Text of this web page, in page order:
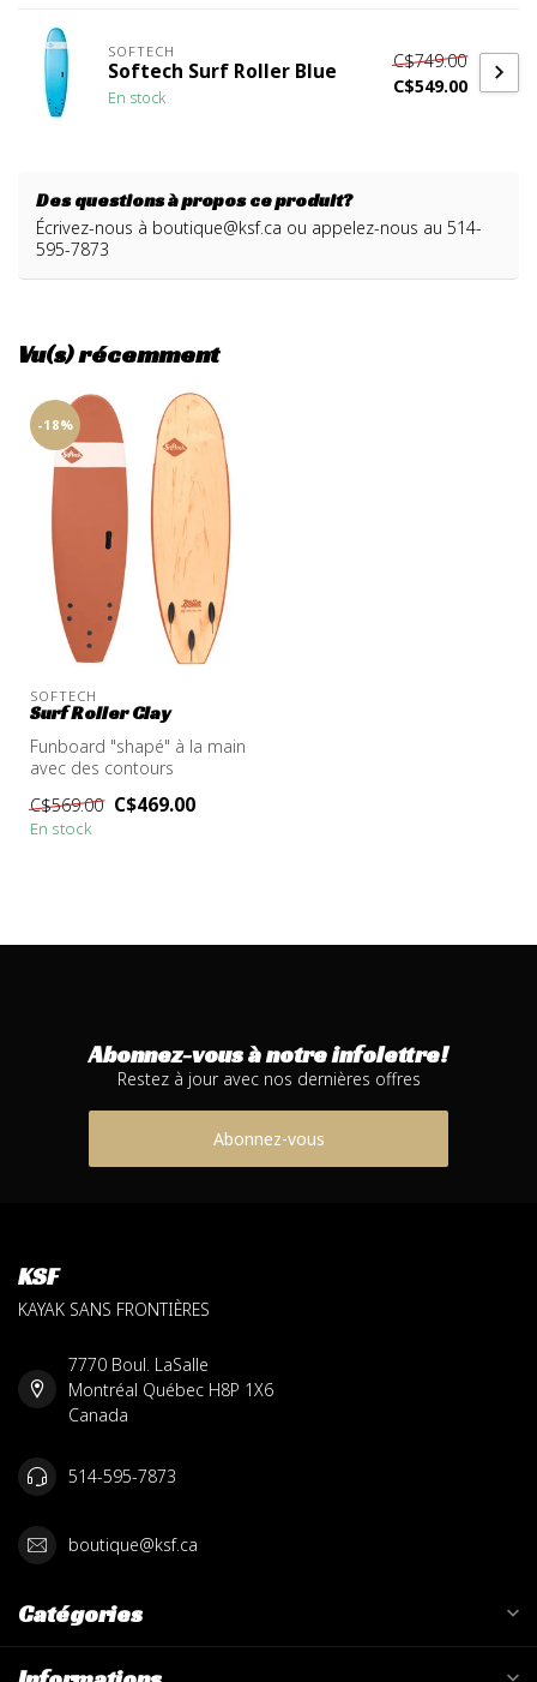
SOFTECH
Softech Surf Roller Blue
En stock
C$749.00
C$549.00
Des questions à propos ce produit?
Écrivez-nous à boutique@ksf.ca ou appelez-nous au 514-
595-7873
Vu(s) récemment
-18%
SOFTECH
Surf Roller Clay
Funboard "shapé" à la main
avec des contours
volume. Ces...
C$569.00 C$469.00
En stock
Abonnez-vous à notre infolettre!
Restez à jour avec nos dernières offres
Abonnez-vous
KSF
KAYAK SANS FRONTIÈRES
7770 Boul. LaSalle
Montréal Québec H8P 1X6
Canada
514-595-7873
boutique@ksf.ca
Catégories